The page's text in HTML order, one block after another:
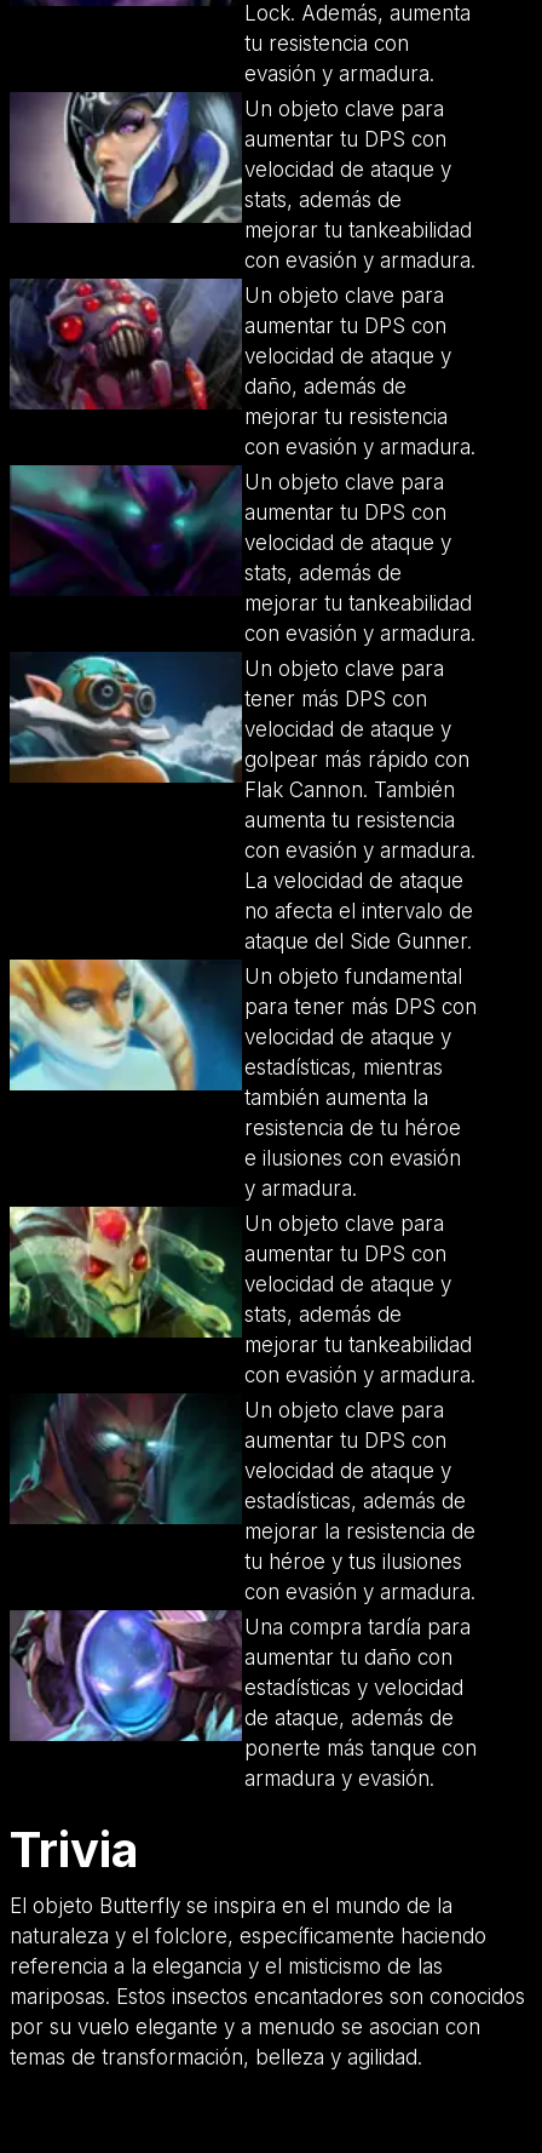
Lock. Además, aumenta
tu resistencia con
evasión y armadura.
Un objeto clave para
aumentar tu DPS con
velocidad de ataque y
stats, además de
mejorar tu tankeabilidad
con evasión y armadura.
Un objeto clave para
aumentar tu DPS con
velocidad de ataque y
daño, además de
mejorar tu resistencia
con evasión y armadura.
Un objeto clave para
aumentar tu DPS con
velocidad de ataque y
stats, además de
mejorar tu tankeabilidad
con evasión y armadura.
Un objeto clave para
tener más DPS con
velocidad de ataque y
golpear más rápido con
Flak Cannon. También
aumenta tu resistencia
con evasión y armadura.
La velocidad de ataque
no afecta el intervalo de
ataque del Side Gunner.
Un objeto fundamental
para tener más DPS con
velocidad de ataque y
estadísticas, mientras
también aumenta la
resistencia de tu héroe
e ilusiones con evasión
y armadura.
Un objeto clave para
aumentar tu DPS con
velocidad de ataque y
stats, además de
mejorar tu tankeabilidad
con evasión y armadura.
Un objeto clave para
aumentar tu DPS con
velocidad de ataque y
estadísticas, además de
mejorar la resistencia de
tu héroe y tus ilusiones
con evasión y armadura.
Una compra tardía para
aumentar tu daño con
estadísticas y velocidad
de ataque, además de
ponerte más tanque con
armadura y evasión.
Trivia
El objeto Butterfly se inspira en el mundo de la
naturaleza y el folclore, específicamente haciendo
referencia a la elegancia y el misticismo de las
mariposas. Estos insectos encantadores son conocidos
por su vuelo elegante y a menudo se asocian con
temas de transformación, belleza y agilidad.